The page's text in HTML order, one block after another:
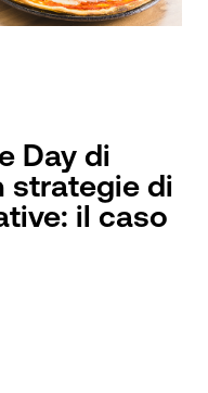
Day di
strategie di
il caso